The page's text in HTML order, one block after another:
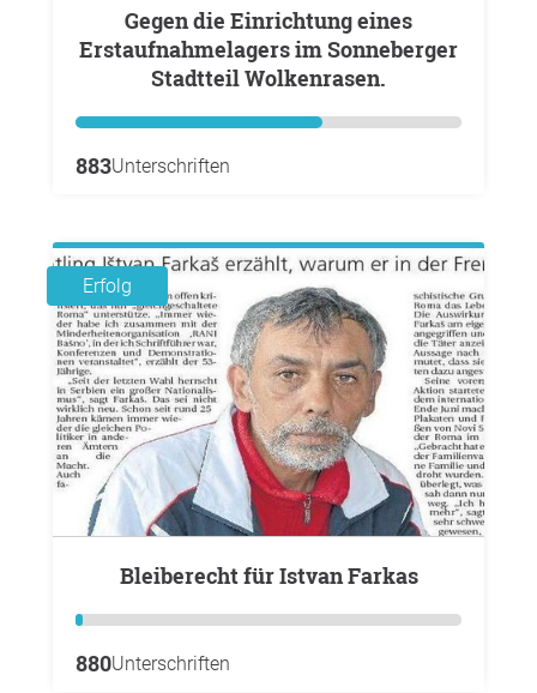
Gegen die Einrichtung eines
Erstaufnahmelagers im Sonneberger
Stadtteil Wolkenrasen.
883Unterschriften
Erfolg
Bleiberecht für Istvan Farkas
880Unterschriften